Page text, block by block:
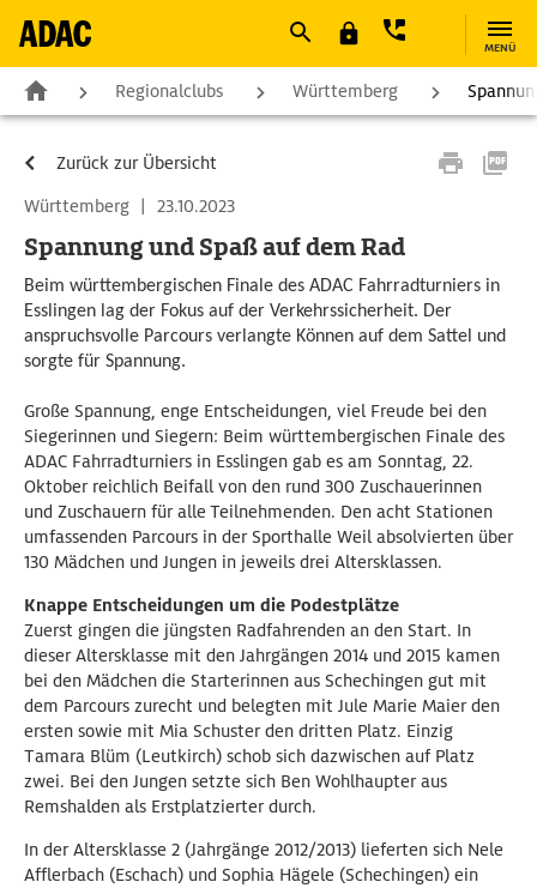
MENÜ
Regionalclubs Württemberg
Zurück zur Übersicht
Württemberg | 23.10.2023
Spannung und Spaß auf dem Rad
Beim württembergischen Finale des ADAC Fahrradturniers in
Esslingen lag der Fokus auf der Verkehrssicherheit. Der
anspruchsvolle Parcours verlangte Können auf dem Sattel und
sorgte für Spannung.
Große Spannung, enge Entscheidungen, viel Freude bei den
Siegerinnen und Siegern: Beim württembergischen Finale des
ADAC Fahrradturniers in Esslingen gab es am Sonntag, 22.
Oktober reichlich Beifall von den rund 300 Zuschauerinnen
und Zuschauern für alle Teilnehmenden. Den acht Stationen
umfassenden Parcours in der Sporthalle Weil absolvierten über
130 Mädchen und Jungen in jeweils drei Altersklassen.
Knappe Entscheidungen um die Podestplätze
Zuerst gingen die jüngsten Radfahrenden an den Start. In
dieser Altersklasse mit den Jahrgängen 2014 und 2015 kamen
bei den Mädchen die Starterinnen aus Schechingen gut mit
dem Parcours zurecht und belegten mit Jule Marie Maier den
ersten sowie mit Mia Schuster den dritten Platz. Einzig
Tamara Blüm (Leutkirch) schob sich dazwischen auf Platz
zwei. Bei den Jungen setzte sich Ben Wohlhaupter aus
Remshalden als Erstplatzierter durch.
In der Altersklasse 2 (Jahrgänge 2012/2013) lieferten sich Nele
Afflerbach (Eschach) und Sophia Hägele (Schechingen) ein